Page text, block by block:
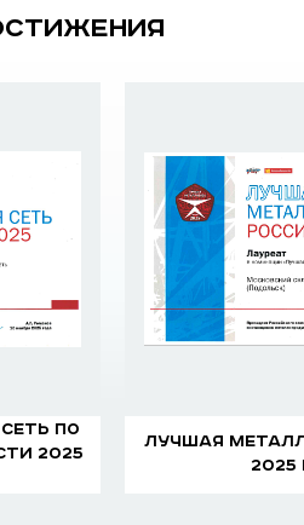
ПО
2025
ЛУЧШАЯ
2025